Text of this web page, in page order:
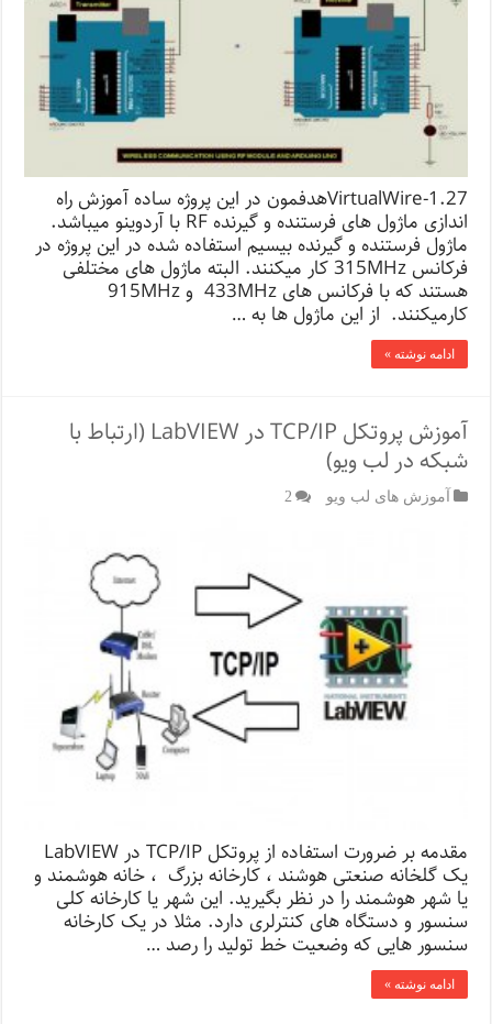
VirtualWire-1.27هدفمون در این پروژه ساده آموزش راه
اندازی ماژول های فرستنده و گیرنده RF با آردوینو میباشد.
ماژول فرستنده و گیرنده بیسیم استفاده شده در این پروژه در
فرکانس 315MHz کار میکنند. البته ماژول های مختلفی
هستند که با فرکانس های 433MHz و 915MHz
کارمیکنند. از این ماژول ها به …
ادامه نوشته »
آموزش پروتکل TCP/IP در LabVIEW (ارتباط با
شبکه در لب ویو)
آموزش های لب ویو 2
مقدمه بر ضرورت استفاده از پروتکل TCP/IP در LabVIEW
یک گلخانه صنعتی هوشند ، کارخانه بزرگ ، خانه هوشمند و
یا شهر هوشمند را در نظر بگیرید. این شهر یا کارخانه کلی
سنسور و دستگاه های کنترلری دارد. مثلا در یک کارخانه
سنسور هایی که وضعیت خط تولید را رصد …
ادامه نوشته »